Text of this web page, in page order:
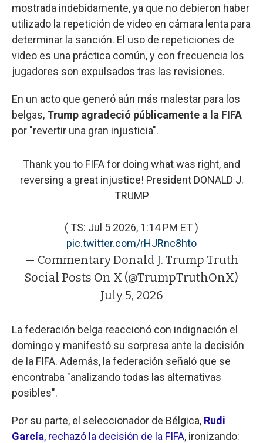
mostrada indebidamente, ya que no debieron haber
utilizado la repetición de video en cámara lenta para
determinar la sanción. El uso de repeticiones de
video es una práctica común, y con frecuencia los
jugadores son expulsados tras las revisiones.
En un acto que generó aún más malestar para los
belgas, Trump agradeció públicamente a la FIFA
por "revertir una gran injusticia".
Thank you to FIFA for doing what was right, and
reversing a great injustice! President DONALD J.
TRUMP
( TS: Jul 5 2026, 1:14 PM ET )​​​‍​​‌‍​​‌‍​​​​​​​‌‍​​​​​​​​​‌‍​​​​​​​‌‍​​​​​​​​​‌‍​​​​​‌‍​​​​​​​​​​‌‍​‌‍​​​​​​‌‍​​​​​​​​‌‍​​‌‍​​​‌‍​​‌‍​​​​‌‍​​​​​​‌‍​​​‌‍
pic.twitter.com/rHJRnc8hto
— Commentary Donald J. Trump Truth
Social Posts On X (@TrumpTruthOnX)
July 5, 2026
La federación belga reaccionó con indignación el
domingo y manifestó su sorpresa ante la decisión
de la FIFA. Además, la federación señaló que se
encontraba "analizando todas las alternativas
posibles".
Por su parte, el seleccionador de Bélgica, Rudi
García, rechazó la decisión de la FIFA, ironizando: